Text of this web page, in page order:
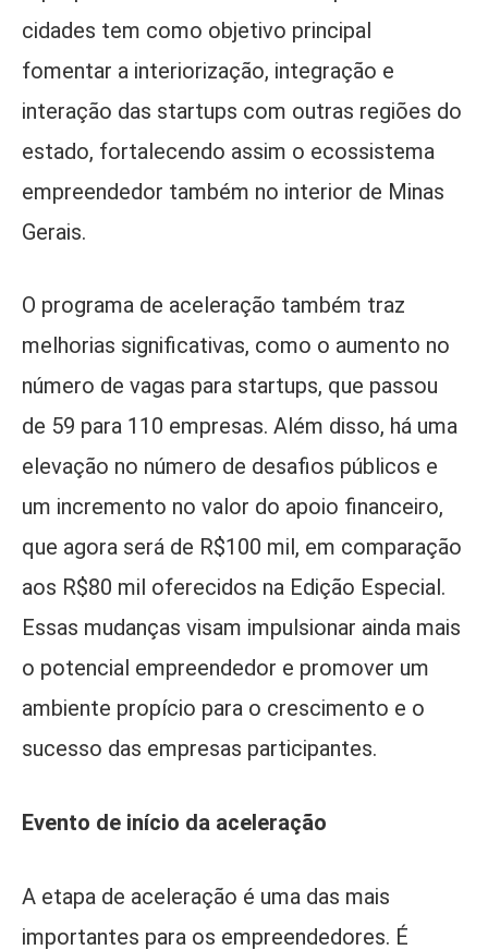
cidades tem como objetivo principal
fomentar a interiorização, integração e
interação das startups com outras regiões do
estado, fortalecendo assim o ecossistema
empreendedor também no interior de Minas
Gerais.
O programa de aceleração também traz
melhorias significativas, como o aumento no
número de vagas para startups, que passou
de 59 para 110 empresas. Além disso, há uma
elevação no número de desafios públicos e
um incremento no valor do apoio financeiro,
que agora será de R$100 mil, em comparação
aos R$80 mil oferecidos na Edição Especial.
Essas mudanças visam impulsionar ainda mais
o potencial empreendedor e promover um
ambiente propício para o crescimento e o
sucesso das empresas participantes.
Evento de início da aceleração
A etapa de aceleração é uma das mais
importantes para os empreendedores. É